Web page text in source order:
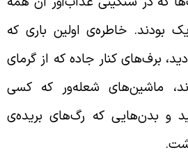
خاطره‌ی اولین باری که
برف‌های کنار جاده که از گرمای
ماشین‌های شعله‌ور که کسی
و بدن‌هایی که رگ‌های بریده‌ی